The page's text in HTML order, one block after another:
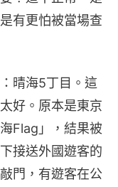
有更怕被當場查
晴海5丁目。這
好。原本是東京
Flag」，結果被
接送外國遊客的
門，有遊客在公